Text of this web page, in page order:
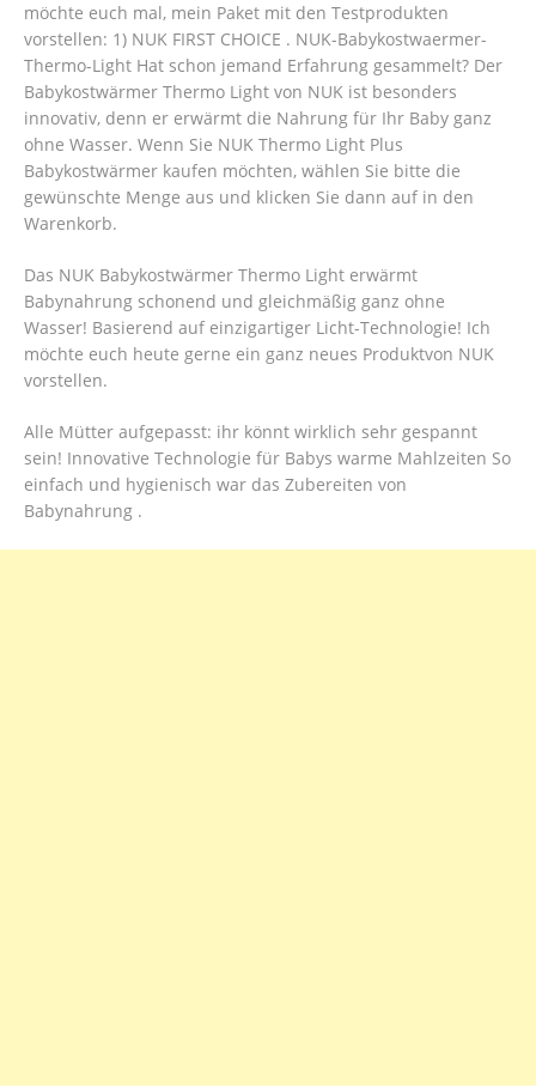
möchte euch mal, mein Paket mit den Testprodukten
vorstellen: 1) NUK FIRST CHOICE . NUK-Babykostwaermer-
Thermo-Light Hat schon jemand Erfahrung gesammelt? Der
Babykostwärmer Thermo Light von NUK ist besonders
innovativ, denn er erwärmt die Nahrung für Ihr Baby ganz
ohne Wasser. Wenn Sie NUK Thermo Light Plus
Babykostwärmer kaufen möchten, wählen Sie bitte die
gewünschte Menge aus und klicken Sie dann auf in den
Warenkorb.
Das NUK Babykostwärmer Thermo Light erwärmt
Babynahrung schonend und gleichmäßig ganz ohne
Wasser! Basierend auf einzigartiger Licht-Technologie! Ich
möchte euch heute gerne ein ganz neues Produktvon NUK
vorstellen.
Alle Mütter aufgepasst: ihr könnt wirklich sehr gespannt
sein! Innovative Technologie für Babys warme Mahlzeiten So
einfach und hygienisch war das Zubereiten von
Babynahrung .